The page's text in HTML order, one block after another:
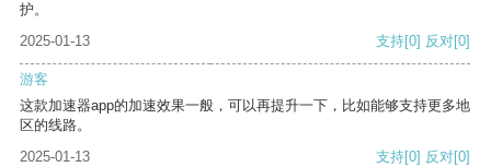
护。
2025-01-13
支持[0] 反对[0]
游客
这款加速器app的加速效果一般，可以再提升一下，比如能够支持更多地
区的线路。
2025-01-13
支持[0] 反对[0]